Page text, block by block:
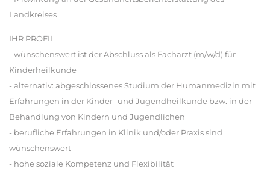
Landkreises
IHR PROFIL
- wünschenswert ist der Abschluss als Facharzt (m/w/d) für
Kinderheilkunde
- alternativ: abgeschlossenes Studium der Humanmedizin mit
Erfahrungen in der Kinder- und Jugendheilkunde bzw. in der
Behandlung von Kindern und Jugendlichen
- berufliche Erfahrungen in Klinik und/oder Praxis sind
wünschenswert
- hohe soziale Kompetenz und Flexibilität